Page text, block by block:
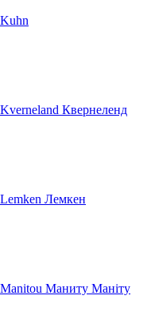
Квернеленд
Лемкен
Маниту Маніту